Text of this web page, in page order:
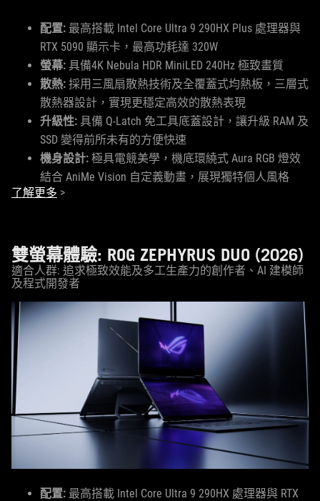
配置: 最高搭載 Intel Core Ultra 9 290HX Plus 處理器與
RTX 5090 顯示卡，最高功耗達 320W
螢幕: 具備4K Nebula HDR MiniLED 240Hz 極致畫質
散熱: 採用三風扇散熱技術及全覆蓋式均熱板，三層式
散熱器設計，實現更穩定高效的散熱表現
升級性: 具備 Q-Latch 免工具底蓋設計，讓升級 RAM 及
SSD 變得前所未有的方便快速
機身設計: 極具電競美學，機底環繞式 Aura RGB 燈效
結合 AniMe Vision 自定義動畫，展現獨特個人風格
了解更多 >
雙螢幕體驗: ROG ZEPHYRUS DUO (2026)
適合人群: 追求極致效能及多工生產力的創作者、AI 建模師
及程式開發者
配置: 最高搭載 Intel Core Ultra 9 290HX 處理器與 RTX